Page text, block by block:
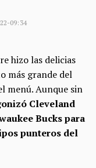
09:34
hizo las delicias
más grande del
menú. Aunque sin
Cleveland
Bucks para
punteros del